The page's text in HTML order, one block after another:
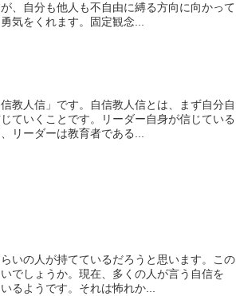
、自分も他人も不自由に縛る方向に向かって
気をくれます。固定観念...
教人信」です。自信教人信とは、まず自分自
ていくことです。リーダー自身が信じている
リーダーは教育者である...
いの人が持てているだろうと思います。この
でしょうか。現在、多くの人が言う自信を
るようです。それは怖れか...